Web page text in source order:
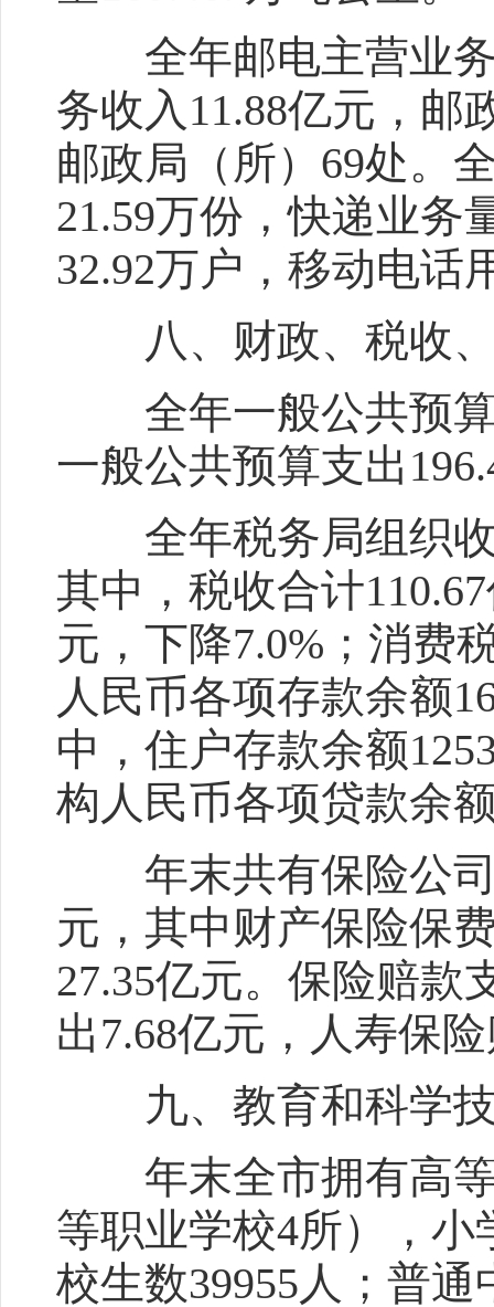
全年邮电主营业务
务收入11.88亿元，邮
邮政局（所）69处。
21.59万份，快递业务
32.92万户，移动电话
八、财政、税收、
全年一般公共预算
一般公共预算支出
全年税务局组织收
其中，税收合计
元，下降7.0%；消费
人民币各项存款余额
中，住户存款余额
构人民币各项贷款余
年末共有保险公司
元，其中财产保险保
27.35亿元。保险赔款
出7.68亿元，人寿保
九、教育和科学
年末全市拥有高等
等职业学校4所），小
校生数39955人；普